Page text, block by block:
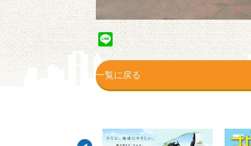
Line
一覧に戻る